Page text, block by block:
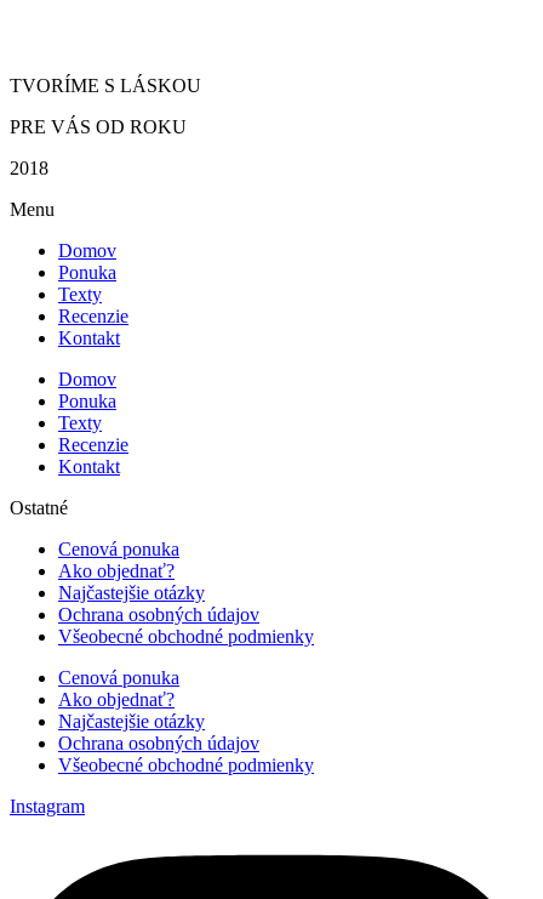
TVORÍME S LÁSKOU
PRE VÁS OD ROKU
2018
Menu
Domov
Ponuka
Texty
Recenzie
Kontakt
Domov
Ponuka
Texty
Recenzie
Kontakt
Ostatné
Cenová ponuka
Ako objednať?
Najčastejšie otázky
Ochrana osobných údajov
Všeobecné obchodné podmienky
Cenová ponuka
Ako objednať?
Najčastejšie otázky
Ochrana osobných údajov
Všeobecné obchodné podmienky
Instagram